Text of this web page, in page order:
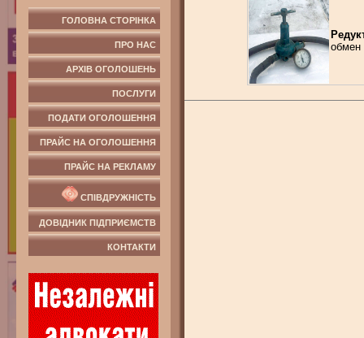
ГОЛОВНА СТОРІНКА
ПРО НАС
АРХІВ ОГОЛОШЕНЬ
ПОСЛУГИ
ПОДАТИ ОГОЛОШЕННЯ
ПРАЙС НА ОГОЛОШЕННЯ
ПРАЙС НА РЕКЛАМУ
СПІВДРУЖНІСТЬ
ДОВІДНИК ПІДПРИЄМСТВ
КОНТАКТИ
обмен